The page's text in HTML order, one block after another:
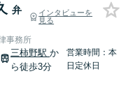
弁
インタビューを
見る
事務所
三柿野駅か
ら徒歩3分
営業時間：本
日定休日